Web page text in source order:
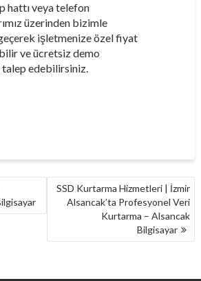
hattı veya telefon
üzerinden bizimle
işletmenize özel fiyat
ve ücretsiz demo
edebilirsiniz.
SSD Kurtarma Hizmetleri | İzmir
Alsancak’ta Profesyonel Veri
Kurtarma – Alsancak
Bilgisayar